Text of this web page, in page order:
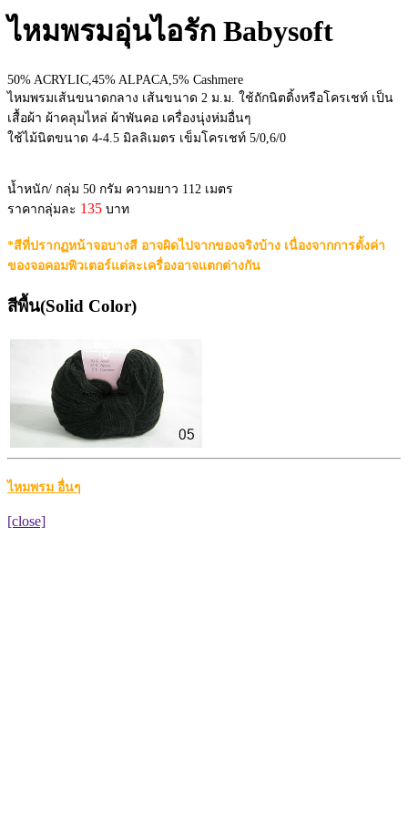
ไหมพรมอุ่นไอรัก Babysoft
50% ACRYLIC,45% ALPACA,5% Cashmere
ไหมพรมเส้นขนาดกลาง เส้นขนาด 2 ม.ม. ใช้ถักนิตติ้งหรือโครเชท์ เป็น
เสื้อผ้า ผ้าคลุมไหล่ ผ้าพันคอ เครื่องนุ่งห่มอื่นๆ
ใช้ไม้นิตขนาด 4-4.5 มิลลิเมตร เข็มโครเชท์ 5/0,6/0
น้ำหนัก/ กลุ่ม 50 กรัม ความยาว 112 เมตร
ราคากลุ่มละ 135 บาท
*สีที่ปรากฏหน้าจอบางสี อาจผิดไปจากของจริงบ้าง เนื่องจากการตั้งค่า
ของจอคอมพิวเตอร์แต่ละเครื่องอาจแตกต่างกัน
สีพื้น(Solid Color)
ไหมพรม อื่นๆ
[close]